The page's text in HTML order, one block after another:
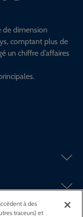
de dimension
comptant plus de
un chiffre d’affaires
à des
traceurs) et